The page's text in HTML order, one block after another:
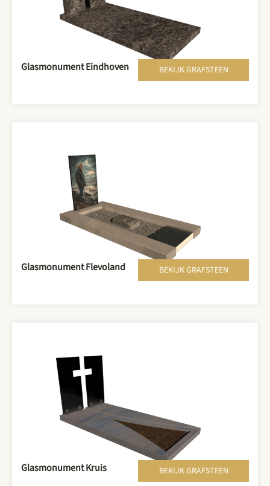
Glasmonument Eindhoven BEKIJK GRAFSTEEN
Glasmonument Flevoland BEKIJK GRAFSTEEN
Glasmonument Kruis BEKIJK GRAFSTEEN